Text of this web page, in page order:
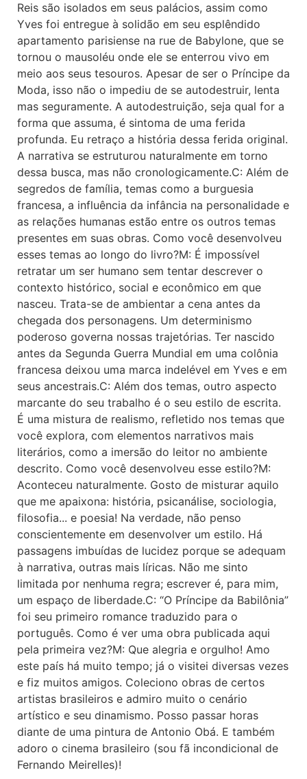
Reis são isolados em seus palácios, assim como
Yves foi entregue à solidão em seu esplêndido
apartamento parisiense na rue de Babylone, que se
tornou o mausoléu onde ele se enterrou vivo em
meio aos seus tesouros. Apesar de ser o Príncipe da
Moda, isso não o impediu de se autodestruir, lenta
mas seguramente. A autodestruição, seja qual for a
forma que assuma, é sintoma de uma ferida
profunda. Eu retraço a história dessa ferida original.
A narrativa se estruturou naturalmente em torno
dessa busca, mas não cronologicamente.C: Além de
segredos de família, temas como a burguesia
francesa, a influência da infância na personalidade e
as relações humanas estão entre os outros temas
presentes em suas obras. Como você desenvolveu
esses temas ao longo do livro?M: É impossível
retratar um ser humano sem tentar descrever o
contexto histórico, social e econômico em que
nasceu. Trata-se de ambientar a cena antes da
chegada dos personagens. Um determinismo
poderoso governa nossas trajetórias. Ter nascido
antes da Segunda Guerra Mundial em uma colônia
francesa deixou uma marca indelével em Yves e em
seus ancestrais.C: Além dos temas, outro aspecto
marcante do seu trabalho é o seu estilo de escrita.
É uma mistura de realismo, refletido nos temas que
você explora, com elementos narrativos mais
literários, como a imersão do leitor no ambiente
descrito. Como você desenvolveu esse estilo?M:
Aconteceu naturalmente. Gosto de misturar aquilo
que me apaixona: história, psicanálise, sociologia,
filosofia... e poesia! Na verdade, não penso
conscientemente em desenvolver um estilo. Há
passagens imbuídas de lucidez porque se adequam
à narrativa, outras mais líricas. Não me sinto
limitada por nenhuma regra; escrever é, para mim,
um espaço de liberdade.C: “O Príncipe da Babilônia”
foi seu primeiro romance traduzido para o
português. Como é ver uma obra publicada aqui
pela primeira vez?M: Que alegria e orgulho! Amo
este país há muito tempo; já o visitei diversas vezes
e fiz muitos amigos. Coleciono obras de certos
artistas brasileiros e admiro muito o cenário
artístico e seu dinamismo. Posso passar horas
diante de uma pintura de Antonio Obá. E também
adoro o cinema brasileiro (sou fã incondicional de
Fernando Meirelles)!